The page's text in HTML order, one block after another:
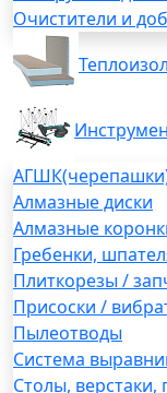
Очистители и
Алмазные диски
Алмазные
Гребенки,
Плиткорезы /
Присоски /
Пылеотводы
Система
Столы, верстаки,